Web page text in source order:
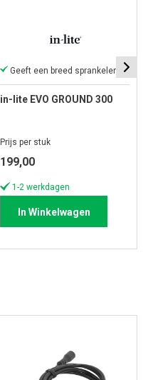
Geeft een breed sprankelend lichtbeeld
in-lite EVO GROUND 300
Prijs per stuk
199,00
1-2 werkdagen
In Winkelwagen